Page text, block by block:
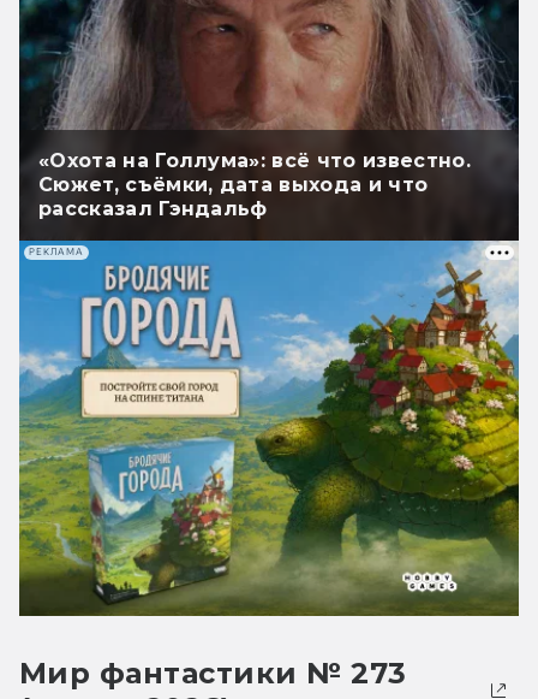
«Охота на Голлума»: всё что известно.
Сюжет, съёмки, дата выхода и что
рассказал Гэндальф
РЕКЛАМА
Мир фантастики № 273